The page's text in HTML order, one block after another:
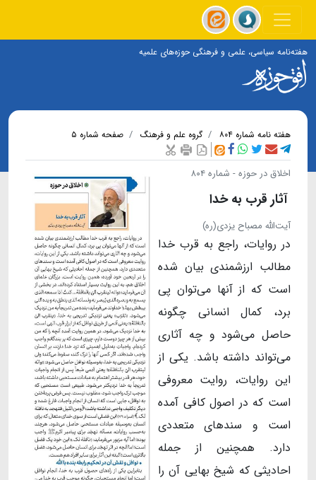
هفته‌نامه سیاسی، علمی و فرهنگی حوزه‌های علمیه
هفته نامه شماره ۸۰۴ گروه علم و فرهنگ صفحه شماره ۵
اخلاق در حوزه - شماره ۸۰۴
آثار قرب به خدا
آیت‌الله مصباح یزدی(ره)
در روایات، راجع به قرب خدا
مطالب ارزشمندی بیان شده
است که از آنها می‌توان پی
برد، کمال انسانی چگونه
حاصل می‌شود و چه آثاری
می‌تواند داشته باشد. یکی از
این روایات، روایت معروفی
است که در اصول کافی آمده
است و سندهای متعددی
دارد. همچنین از جمله
احادیثی که شیخ بهایی آن را